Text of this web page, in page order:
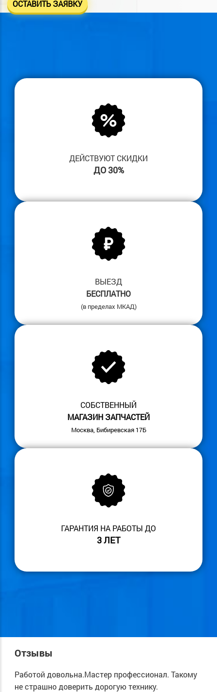
ОСТАВИТЬ ЗАЯВКУ
ДЕЙСТВУЮТ СКИДКИ
ДО 30%
ВЫЕЗД
БЕСПЛАТНО
(в пределах МКАД)
СОБСТВЕННЫЙ
МАГАЗИН ЗАПЧАСТЕЙ
Москва, Бибиревская 17Б
ГАРАНТИЯ НА РАБОТЫ ДО
3 ЛЕТ
Отзывы
Работой довольна.Мастер профессионал. Такому
не страшно доверить дорогую технику.